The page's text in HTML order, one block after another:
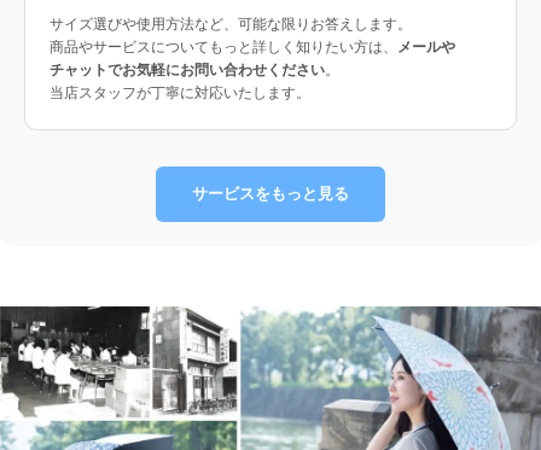
サイズ選びや使用方法など、可能な限りお答えします。
商品やサービスについてもっと詳しく知りたい方は、
メールや
チャットでお気軽にお問い合わせください。
当店スタッフが丁寧に対応いたします。
サービスをもっと見る